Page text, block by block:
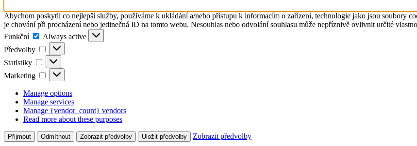
Abychom poskytli co nejlepší služby, používáme k ukládání a/nebo přístupu k informacím o zařízení, technologie jako jsou soubory
je chování při procházení nebo jedinečná ID na tomto webu. Nesouhlas nebo odvolání souhlasu může nepříznivě ovlivnit určité
Funkční
Funkční
Always active
Předvolby
Předvolby
Statistiky Statistiky
Marketing Marketing
Manage options
Manage services
Manage {vendor_count} vendors
Read more about these purposes
Přijmout Odmítnout Zobrazit předvolby Uložit předvolby Zobrazit předvolby